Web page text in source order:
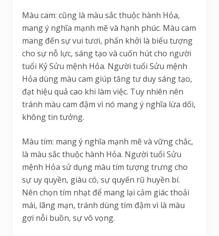
Màu cam: cũng là màu sắc thuộc hành Hỏa,
mang ý nghĩa mạnh mẽ và hạnh phúc. Màu cam
mang đến sự vui tươi, phấn khởi là biểu tượng
cho sự nỗ lực, sáng tạo và cuốn hút cho người
tuổi Kỷ Sửu mệnh Hỏa. Người tuổi Sửu mệnh
Hỏa dùng màu cam giúp tăng tư duy sáng tạo,
đạt hiệu quả cao khi làm việc. Tuy nhiên nên
tránh màu cam đậm vì nó mang ý nghĩa lừa dối,
không tin tưởng.
Màu tím: mang ý nghĩa mạnh mẽ và vững chắc,
là màu sắc thuộc hành Hỏa. Người tuổi Sửu
mệnh Hỏa sử dụng màu tím tượng trưng cho
sự uy quyền, giàu có, sự quyến rũ huyền bí.
Nên chọn tím nhạt để mang lại cảm giác thoải
mái, lãng mạn, tránh dùng tím đậm vì là màu
gợi nỗi buồn, sự vô vọng.